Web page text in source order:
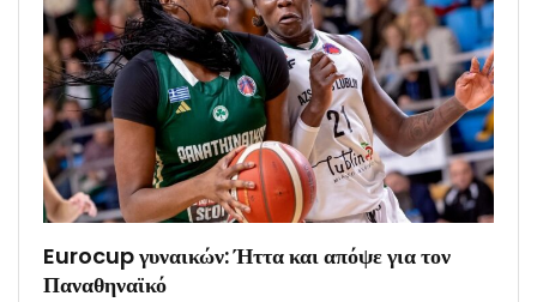
Eurocup γυναικών: Ήττα και απόψε για τον
Παναθηναϊκό